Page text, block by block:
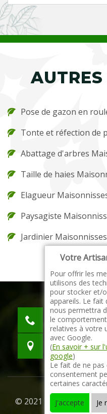
AUTRES
Pose de gazon en
Tonte et réfection de
Abattage d'arbres
Taille de haies
Elagueur
Paysagiste
Jardinier Maisonnisses
indisponible
indisponible
indisponible
© 2021 - 2026 Tout
Votre
Pour offrir les
utilisons des
pour stocker et/
appareils. Le fait
nous permettra
le
relatives à votre
avec Google.
(En savoir + sur
google)
Le fait de ne
consentement
certaines
J'accepte
Je